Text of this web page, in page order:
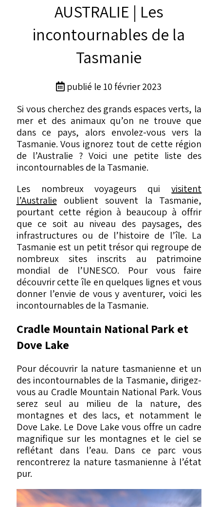
AUSTRALIE | Les
incontournables de la
Tasmanie
publié le 10 février 2023
Si vous cherchez des grands espaces verts, la
mer et des animaux qu’on ne trouve que
dans ce pays, alors envolez-vous vers la
Tasmanie. Vous ignorez tout de cette région
de l’Australie ? Voici une petite liste des
incontournables de la Tasmanie.
Les nombreux voyageurs quivisitent
l’Australie oublient souvent la Tasmanie,
pourtant cette région à beaucoup à offrir
que ce soit au niveau des paysages, des
infrastructures ou de l’histoire de l’île. La
Tasmanie est un petit trésor qui regroupe de
nombreux sites inscrits au patrimoine
mondial de l’UNESCO. Pour vous faire
découvrir cette île en quelques lignes et vous
donner l’envie de vous y aventurer, voici les
incontournables de la Tasmanie.
Cradle Mountain National Park et
Dove Lake
Pour découvrir la nature tasmanienne et un
des incontournables de la Tasmanie, dirigez-
vous au Cradle Mountain National Park. Vous
serez seul au milieu de la nature, des
montagnes et des lacs, et notamment le
Dove Lake. Le Dove Lake vous offre un cadre
magnifique sur les montagnes et le ciel se
reflétant dans l’eau. Dans ce parc vous
rencontrerez la nature tasmanienne à l’état
pur.